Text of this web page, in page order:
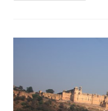
Winde